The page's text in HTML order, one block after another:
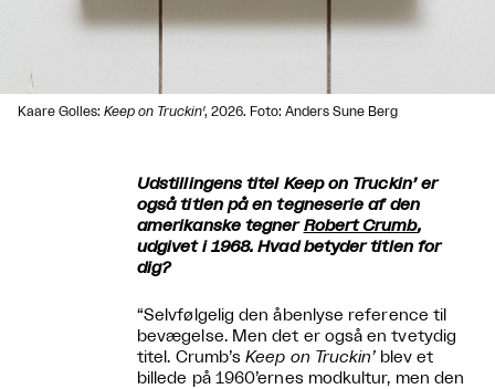
Kaare Golles: Keep on Truckin', 2026. Foto: Anders Sune Berg
Udstillingens titel Keep on Truckin’ er
også titlen på en tegneserie af den
amerikanske tegner Robert Crumb,
udgivet i 1968. Hvad betyder titlen for
dig?
“Selvfølgelig den åbenlyse reference til
bevægelse. Men det er også en tvetydig
titel. Crumb’sKeep on Truckin’ blev et
billede på 1960’ernes modkultur, men den